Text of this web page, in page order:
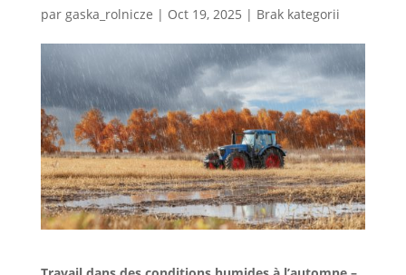
par gaska_rolnicze | Oct 19, 2025 | Brak kategorii